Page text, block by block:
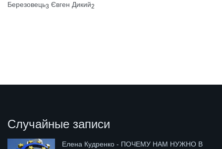
Березовець3 Євген Дикий2
Случайные записи
Елена Кудренко - ПОЧЕМУ НАМ НУЖНО В